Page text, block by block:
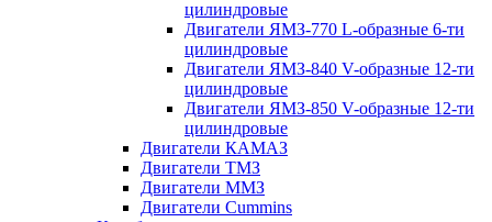
цилиндровые
Двигатели ЯМЗ-770 L-образные 6-ти
цилиндровые
Двигатели ЯМЗ-840 V-образные 12-ти
цилиндровые
Двигатели ЯМЗ-850 V-образные 12-ти
цилиндровые
Двигатели КАМАЗ
Двигатели ТМЗ
Двигатели ММЗ
Двигатели Cummins